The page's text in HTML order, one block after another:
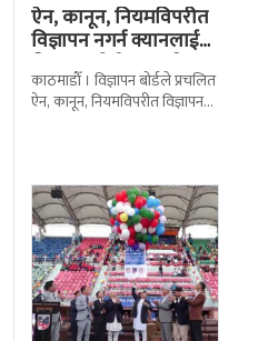
ऐन, कानून, नियमविपरीत
विज्ञापन नगर्न क्यानलाई
विज्ञापन बोर्डद्वारा सचेत
काठमाडाैँ । विज्ञापन बोर्डले प्रचलित
ऐन, कानून, नियमविपरीत विज्ञापन